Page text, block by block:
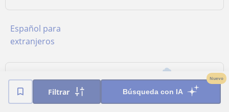
Filtrar Búsqueda con IA
Nuevo
Español para
extranjeros
Poblaciones cercanas a Pozuelo de
Alarcón